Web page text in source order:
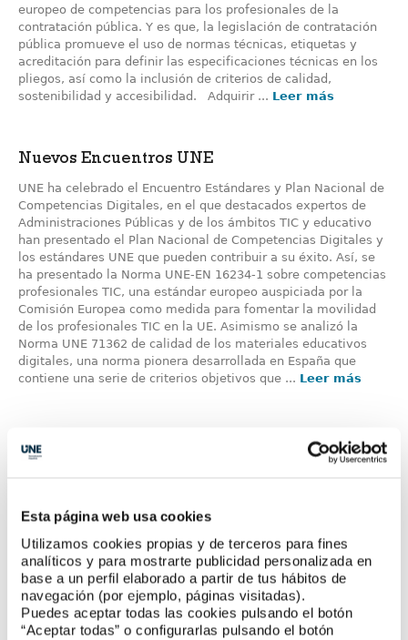
Esta página web usa cookies
Utilizamos cookies propias y de terceros para fines
analíticos y para mostrarte publicidad personalizada en
base a un perfil elaborado a partir de tus hábitos de
navegación (por ejemplo, páginas visitadas).
Puedes aceptar todas las cookies pulsando el botón
“Aceptar todas” o configurarlas pulsando el botón
europeo de competencias para los profesionales de la
contratación pública. Y es que, la legislación de contratación
pública promueve el uso de normas técnicas, etiquetas y
acreditación para definir las especificaciones técnicas en los
pliegos, así como la inclusión de criterios de calidad,
sostenibilidad y accesibilidad. Adquirir ... Leer más
Nuevos Encuentros UNE
UNE ha celebrado el Encuentro Estándares y Plan Nacional de
Competencias Digitales, en el que destacados expertos de
Administraciones Públicas y de los ámbitos TIC y educativo
han presentado el Plan Nacional de Competencias Digitales y
los estándares UNE que pueden contribuir a su éxito. Así, se
ha presentado la Norma UNE-EN 16234-1 sobre competencias
profesionales TIC, una estándar europeo auspiciada por la
Comisión Europea como medida para fomentar la movilidad
de los profesionales TIC en la UE. Asimismo se analizó la
Norma UNE 71362 de calidad de los materiales educativos
digitales, una norma pionera desarrollada en España que
contiene una serie de criterios objetivos que ... Leer más